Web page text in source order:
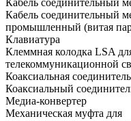
Кабель соединительный
промышленный (витая
Клавиатура
Клеммная колодка LSA
телекоммуникационной
Коаксиальная
Коаксиальный
Медиа-конвертер
Механическая муфта для